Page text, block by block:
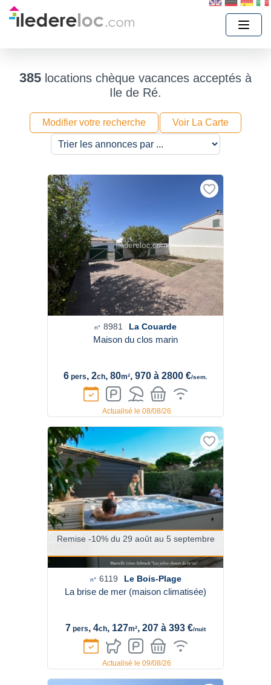
385 locations chèque vacances acceptés à
Ile de Ré.
Modifier votre recherche Voir La Carte
n° 8981 La Couarde
Maison du clos marin
6 pers, 2ch, 80m², 970 à 2800 €/sem.
Actualisé le 08/08/26
n° 6119 Le Bois-Plage
La brise de mer (maison climatisée)
7 pers, 4ch, 127m², 207 à 393 €/nuit
Remise -10% du 29 août au 5 septembre
Actualisé le 09/08/26